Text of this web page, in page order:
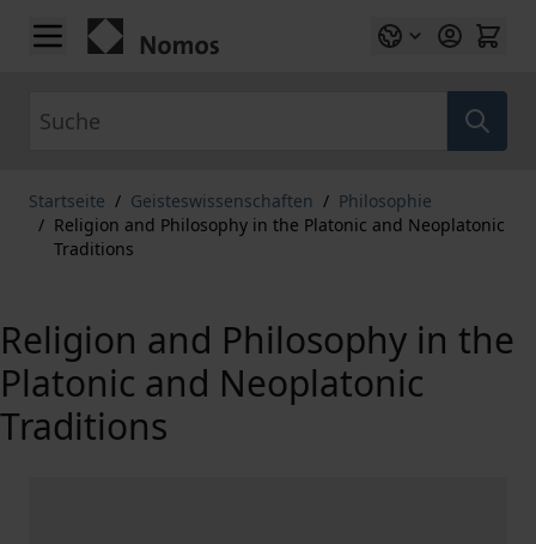
Zum Inhalt springen
Startseite / Geisteswissenschaften / Philosophie
/ Religion and Philosophy in the Platonic and Neoplatonic
Traditions
Religion and Philosophy in the
Platonic and Neoplatonic
Traditions